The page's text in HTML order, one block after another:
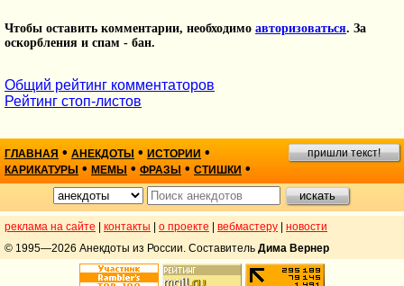
Чтобы оставить комментарии, необходимо авторизоваться. За
оскорбления и спам - бан.
Общий рейтинг комментаторов
Рейтинг стоп-листов
ГЛАВНАЯ • АНЕКДОТЫ • ИСТОРИИ •
КАРИКАТУРЫ • МЕМЫ • ФРАЗЫ • СТИШКИ •
пришли текст!
реклама на сайте контакты о проекте вебмастеру
новости
© 1995—2026 Анекдоты из России. Составитель Дима Вернер